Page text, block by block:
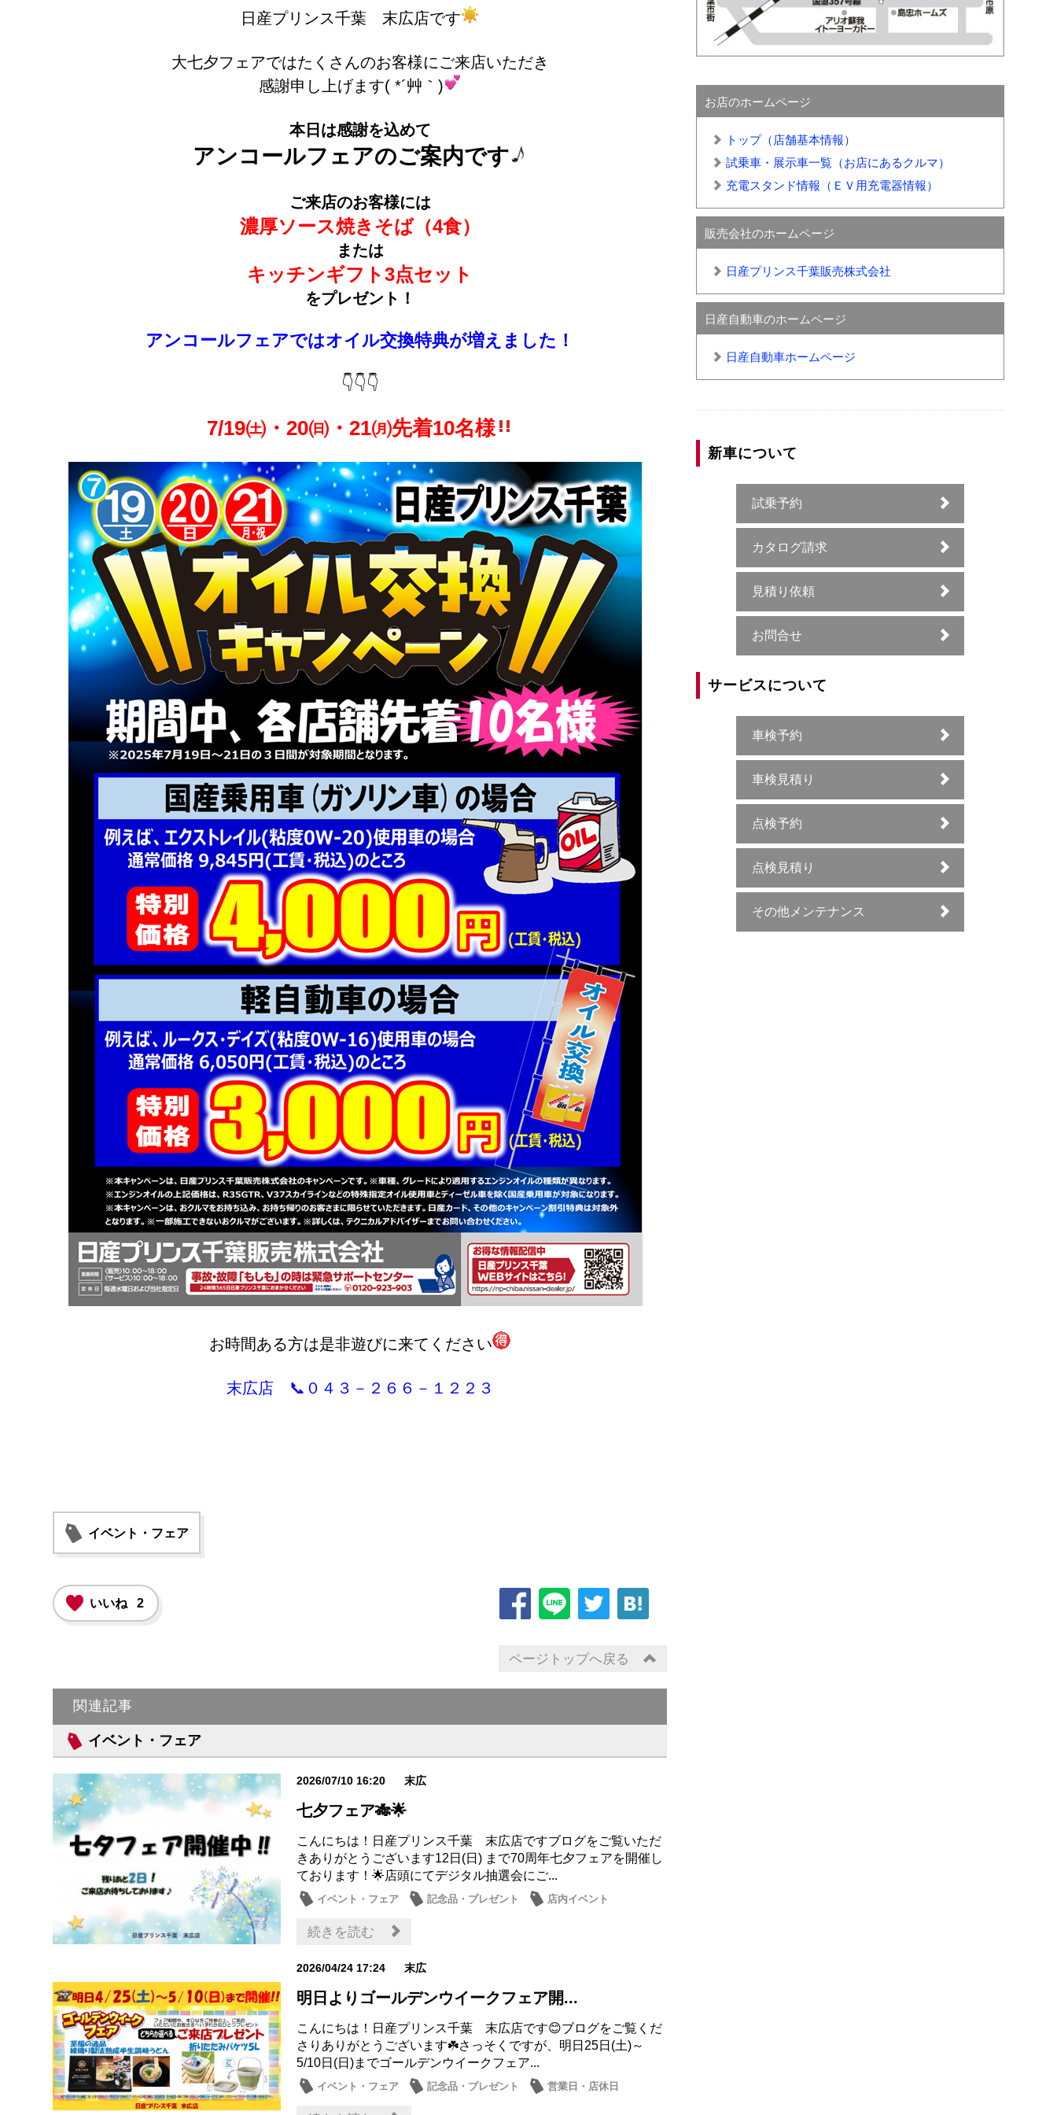
日産プリンス千葉 末広店です
大七夕フェアではたくさんのお客様にご来店いただき
感謝申し上げます( *´艸｀)
本日は感謝を込めて
アンコールフェアのご案内です
ご来店のお客様には
濃厚ソース焼きそば（4食）
または
キッチンギフト3点セット
をプレゼント！
アンコールフェアではオイル交換特典が増えました！
👇👇👇
7/19㈯・20㈰・21㈪先着10名様
お時間ある方は是非遊びに来てください
末広店 📞０４３－２６６－１２２３
イベント・フェア
いいね 2
ページトップへ戻る
関連記事
イベント・フェア
2026/07/10 16:20 末広
七夕フェア🎋🌟
こんにちは！日産プリンス千葉 末広店ですブログをご覧いただ
きありがとうございます12日(日) まで70周年七夕フェアを開催し
ております！🌟店頭にてデジタル抽選会にご...
イベント・フェア 記念品・プレゼント 店内イベント
続きを読む
2026/04/24 17:24 末広
明日よりゴールデンウイークフェア開...
こんにちは！日産プリンス千葉 末広店です😊ブログをご覧くだ
さりありがとうございます☘️さっそくですが、明日25日(土)～
5/10日(日)までゴールデンウイークフェア...
イベント・フェア 記念品・プレゼント
営業日・店休日
お店のホームページ
トップ（店舗基本情報）
試乗車・展示車一覧（お店にあるクルマ）
充電スタンド情報（ＥＶ用充電器情報）
販売会社のホームページ
日産プリンス千葉販売株式会社
日産自動車のホームページ
日産自動車ホームページ
新車について
試乗予約
カタログ請求
見積り依頼
お問合せ
サービスについて
車検予約
車検見積り
点検予約
点検見積り
その他メンテナンス